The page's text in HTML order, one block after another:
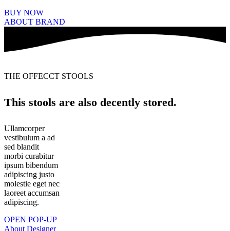
BUY NOW
ABOUT BRAND
THE OFFECCT STOOLS
This stools are also decently stored.
Ullamcorper
vestibulum a ad
sed blandit
morbi curabitur
ipsum bibendum
adipiscing justo
molestie eget nec
laoreet accumsan
adipiscing.
OPEN POP-UP
About Designer